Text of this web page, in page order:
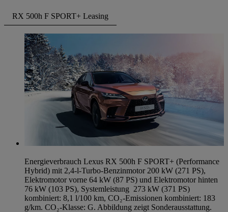
RX 500h F SPORT+ Leasing
Energieverbrauch Lexus RX 500h F SPORT+ (Performance
Hybrid) mit 2,4-l-Turbo-Benzinmotor 200 kW (271 PS),
Elektromotor vorne 64 kW (87 PS) und Elektromotor hinten
76 kW (103 PS), Systemleistung 273 kW (371 PS)
kombiniert: 8,1 l/100 km, CO₂-Emissionen kombiniert: 183
g/km. CO₂-Klasse: G. Abbildung zeigt Sonderausstattung.